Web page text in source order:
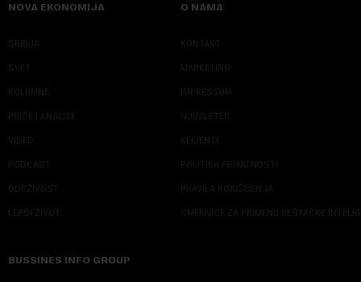
NOVA EKONOMIJA
SRBIJA
SVET
KOLUMNE
PRIČE I ANALIZE
VIDEO
PODCAST
ODRŽIVOST
LEPŠI ŽIVOT
O NAMA
KONTAKT
MARKETING
IMPRESSUM
NJUZLETER
KLIJENTI
POLITIKA PRIVATNOSTI
PRAVILA KORIŠĆENJA
SMERNICE ZA PRIMENU VEŠTAČKE
BUSSINES INFO GROUP